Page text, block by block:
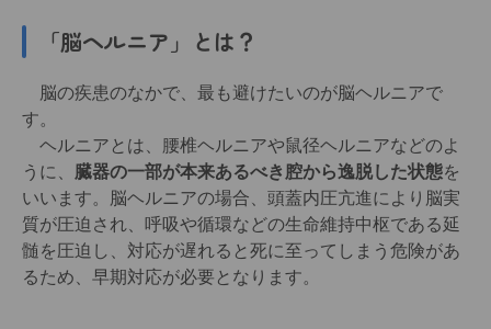
「脳ヘルニア」とは？
脳の疾患のなかで、最も避けたいのが脳ヘルニアで
す。
ヘルニアとは、腰椎ヘルニアや鼠径ヘルニアなどのよ
うに、
臓器の一部が本来あるべき腔から逸脱した状態を
いいます。脳ヘルニアの場合、頭蓋内圧亢進により脳実
質が圧迫され、呼吸や循環などの生命維持中枢である延
髄を圧迫し、対応が遅れると死に至ってしまう危険があ
るため、早期対応が必要となります。